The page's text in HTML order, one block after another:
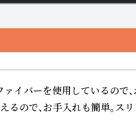
バーを使用している
ので、お手入れも簡単。ス